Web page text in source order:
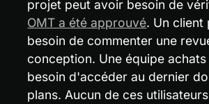
projet peut avoir besoin de
OMT a été approuvé. Un client
besoin de commenter une
conception. Une équipe
besoin d'accéder au dernier
plans. Aucun de ces